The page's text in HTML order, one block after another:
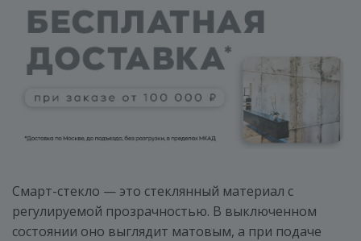
Смарт-стекло — это стеклянный материал с
регулируемой прозрачностью. В выключенном
состоянии оно выглядит матовым, а при подаче